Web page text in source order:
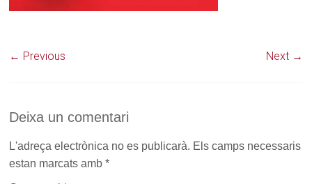
← Previous Next →
Deixa un comentari
L'adreça electrònica no es publicarà. Els camps necessaris
estan marcats amb*